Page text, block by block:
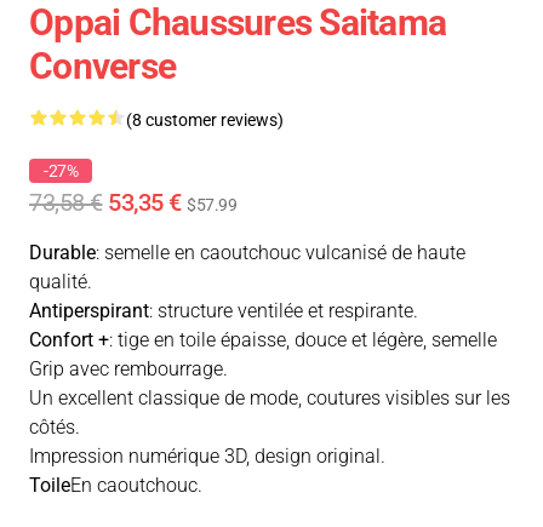
Oppai Chaussures Saitama
Converse
(8 customer reviews)
-27%
73,58 € 53,35 € $57.99
Durable: semelle en caoutchouc vulcanisé de haute
qualité.
Antiperspirant: structure ventilée et respirante.
Confort +: tige en toile épaisse, douce et légère, semelle
Grip avec rembourrage.
Un excellent classique de mode, coutures visibles sur les
côtés.
Impression numérique 3D, design original.
ToileEn caoutchouc.